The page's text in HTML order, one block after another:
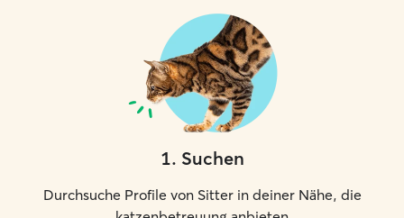
1. Suchen
Durchsuche Profile von Sitter in deiner Nähe, die